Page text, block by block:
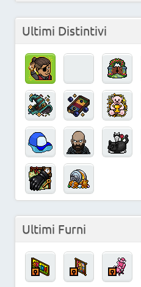
Ultimi Distintivi
Ultimi Furni